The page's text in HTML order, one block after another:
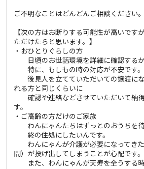
ご不明なことはどんどんご相談ください。
【次の方はお断りする可能性が高いです
ただけたらと思います。】
・おひとりぐらしの方
日頃のお世話環境を詳細に確認するか
特に、もしもの時の対応が不安です。
後見人を立てていただいての譲渡に
れる方と同じくらいに
確認や連絡などさせていただいて納
す。
・ご高齢の方だけのご家族
わんにゃんたちはずっとのおうちを待
終の住処にしたいんです。
わんにゃんが介護が必要になってきた
間）が投げ出してしまうことが心配です。
また、わんにゃんが天寿を全うする